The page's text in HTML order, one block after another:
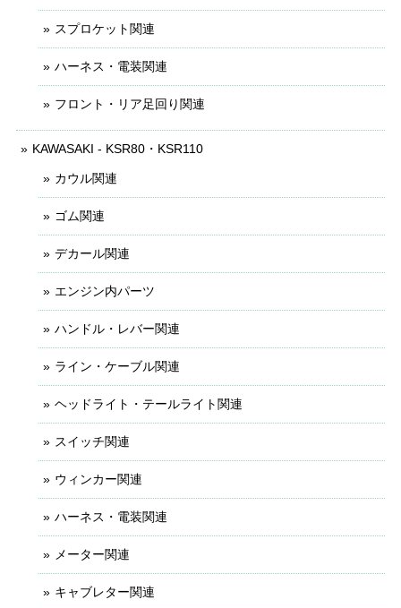
スプロケット関連
ハーネス・電装関連
フロント・リア足回り関連
KAWASAKI - KSR80・KSR110
カウル関連
ゴム関連
デカール関連
エンジン内パーツ
ハンドル・レバー関連
ライン・ケーブル関連
ヘッドライト・テールライト関連
スイッチ関連
ウィンカー関連
ハーネス・電装関連
メーター関連
キャブレター関連